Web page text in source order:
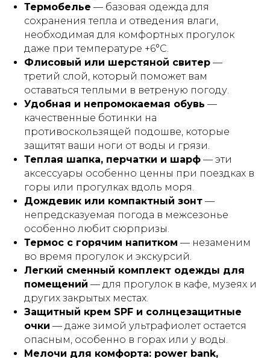
Термобелье — базовая одежда для
сохранения тепла и отведения влаги,
необходимая для комфортных прогулок
даже при температуре +6°C.
Флисовый или шерстяной свитер —
третий слой, который поможет вам
оставаться теплыми в ветреную погоду.
Удобная и непромокаемая обувь —
качественные ботинки на
противоскользящей подошве, которые
защитят ваши ноги от воды и грязи.
Теплая шапка, перчатки и шарф — эти
аксессуары особенно ценны при поездках в
горы или прогулках вдоль моря.
Дождевик или компактный зонт —
непредсказуемая погода в межсезонье
особенно любит сюрпризы.
Термос с горячим напитком — незаменим
во время прогулок и экскурсий.
Легкий сменный комплект одежды для
помещений — для прогулок в кафе, музеях и
других закрытых местах.
Защитный крем SPF и солнцезащитные
очки — даже зимой ультрафиолет остается
опасным, особенно в горах или у воды.
Мелочи для комфорта: power bank,